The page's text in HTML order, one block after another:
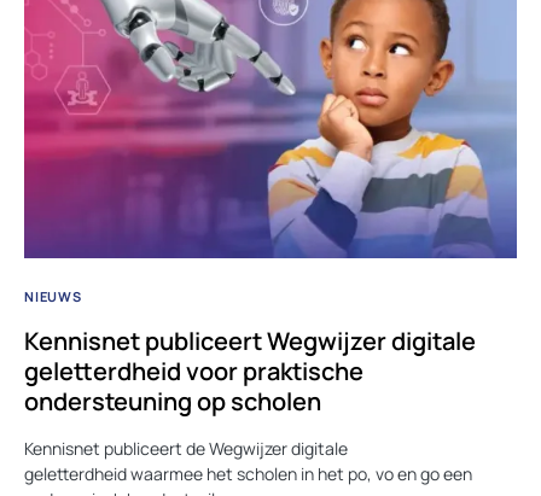
NIEUWS
Kennisnet publiceert Wegwijzer digitale
geletterdheid voor praktische
ondersteuning op scholen
Kennisnet publiceert de Wegwijzer digitale
geletterdheid waarmee het scholen in het po, vo en go een